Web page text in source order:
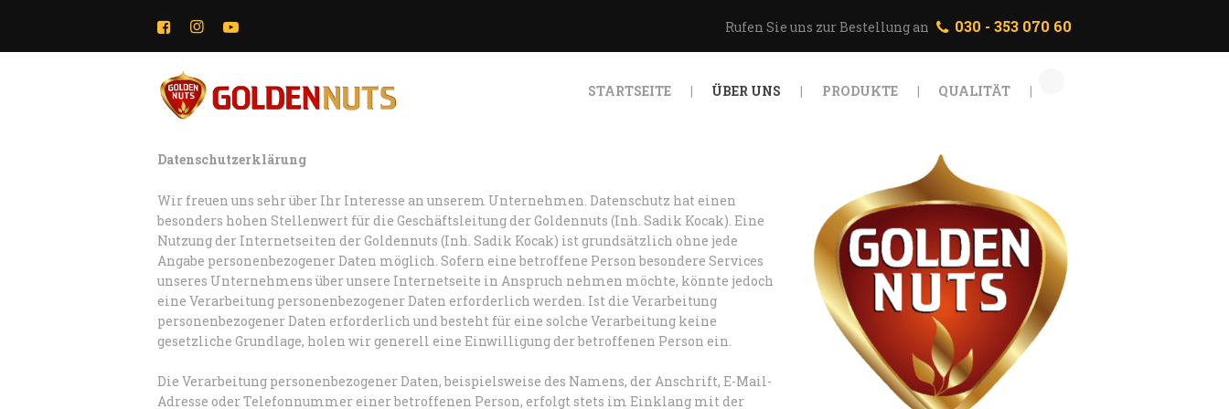
Rufen Sie uns zur Bestellung an 030 - 353 070 60
STARTSEITE ÜBER UNS PRODUKTE QUALITÄT
WERBESPOTS
KONTAKT
Datenschutzerklärung
Wir freuen uns sehr über Ihr Interesse an unserem Unternehmen. Datenschutz hat einen
besonders hohen Stellenwert für die Geschäftsleitung der Goldennuts (Inh. Sadik Kocak). Eine
Nutzung der Internetseiten der Goldennuts (Inh. Sadik Kocak) ist grundsätzlich ohne jede
Angabe personenbezogener Daten möglich. Sofern eine betroffene Person besondere Services
unseres Unternehmens über unsere Internetseite in Anspruch nehmen möchte, könnte jedoch
eine Verarbeitung personenbezogener Daten erforderlich werden. Ist die Verarbeitung
personenbezogener Daten erforderlich und besteht für eine solche Verarbeitung keine
gesetzliche Grundlage, holen wir generell eine Einwilligung der betroffenen Person ein.
Die Verarbeitung personenbezogener Daten, beispielsweise des Namens, der Anschrift, E-Mail-
Adresse oder Telefonnummer einer betroffenen Person, erfolgt stets im Einklang mit der